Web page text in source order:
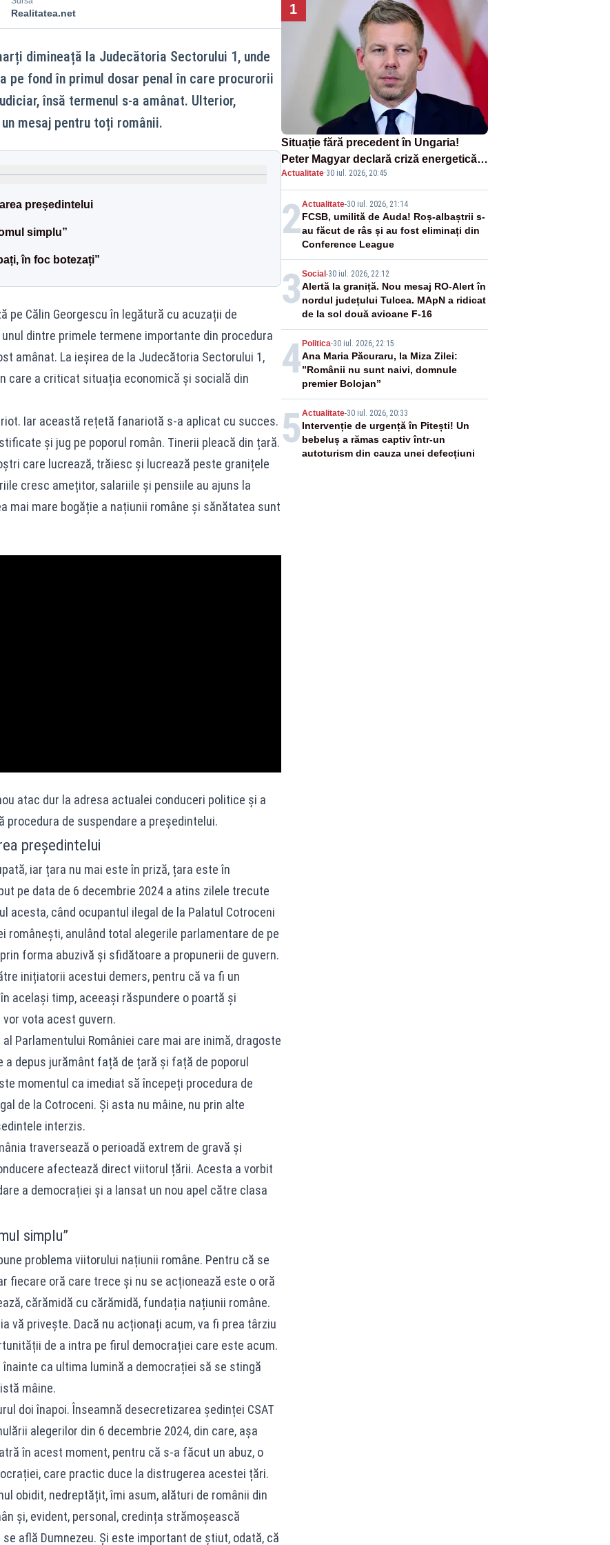
Realitatea.net
dimineață la Judecătoria Sectorului 1, unde
pe fond în primul dosar penal în care procurorii
însă termenul s-a amânat. Ulterior,
mesaj pentru toți românii.
președintelui
simplu”
în foc botezați”
pe Călin Georgescu în legătură cu acuzații de
dintre primele termene importante din procedura
amânat. La ieșirea de la Judecătoria Sectorului 1,
care a criticat situația economică și socială din
Iar această rețetă fanariotă s-a aplicat cu succes.
și jug pe poporul român. Tinerii pleacă din țară.
care lucrează, trăiesc și lucrează peste granițele
cresc amețitor, salariile și pensiile au ajuns la
mai mare bogăție a națiunii române și sănătatea sunt
atac dur la adresa actualei conduceri politice și a
de suspendare a președintelui.
președintelui
iar țara nu mai este în priză, țara este în
pe data de 6 decembrie 2024 a atins zilele trecute
acesta, când ocupantul ilegal de la Palatul Cotroceni
anulând total alegerile parlamentare de pe
forma abuzivă și sfidătoare a propunerii de guvern.
inițiatorii acestui demers, pentru că va fi un
același timp, aceeași răspundere o poartă și
vota acest guvern.
Parlamentului României care mai are inimă, dragoste
depus jurământ față de țară și față de poporul
momentul ca imediat să începeți procedura de
de la Cotroceni. Și asta nu mâine, nu prin alte
interzis.
traversează o perioadă extrem de gravă și
afectează direct viitorul țării. Acesta a vorbit
a democrației și a lansat un nou apel către clasa
simplu”
problema viitorului națiunii române. Pentru că se
fiecare oră care trece și nu se acționează este o oră
cărămidă cu cărămidă, fundația națiunii române.
vă privește. Dacă nu acționați acum, va fi prea târziu
de a intra pe firul democrației care este acum.
ca ultima lumină a democrației să se stingă
mâine.
doi înapoi. Înseamnă desecretizarea ședinței CSAT
alegerilor din 6 decembrie 2024, din care, așa
în acest moment, pentru că s-a făcut un abuz, o
care practic duce la distrugerea acestei țări.
obidit, nedreptățit, îmi asum, alături de românii din
și, evident, personal, credința strămoșească
află Dumnezeu. Și este important de știut, odată, că
1
Situație fără precedent în Ungaria!
Peter Magyar declară criză energetică
după oprirea centralei de la Paks
Actualitate·30 iul. 2026, 20:45
2Actualitate-30 iul. 2026, 21:14
FCSB, umilită de Auda! Roș-albaștrii s-
au făcut de râs și au fost eliminați din
Conference League
3 Social -30 iul. 2026, 22:12
Alertă la graniță. Nou mesaj RO-Alert în
nordul județului Tulcea. MApN a ridicat
de la sol două avioane F-16
4 Politica-30 iul. 2026, 22:15
Ana Maria Păcuraru, la Miza Zilei:
”Românii nu sunt naivi, domnule
premier Bolojan”
5 Actualitate-30 iul. 2026, 20:33
Intervenție de urgență în Pitești! Un
bebeluș a rămas captiv într-un
autoturism din cauza unei defecțiuni